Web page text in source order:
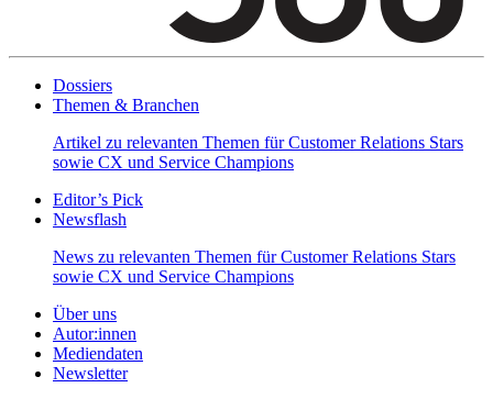
Dossiers
Themen & Branchen
Artikel zu relevanten Themen für Customer Relations Stars
sowie CX und Service Champions
Editor’s Pick
Newsflash
News zu relevanten Themen für Customer Relations Stars
sowie CX und Service Champions
Über uns
Autor:innen
Mediendaten
Newsletter